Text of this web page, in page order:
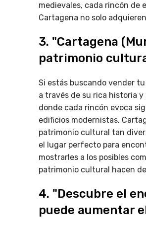
medievales, cada rincón de
Cartagena no solo
3. "Cartagena
patrimonio
Si estás buscando vender
a través de su rica historia
donde cada rincón evoca
edificios modernistas,
patrimonio cultural tan
el lugar perfecto para
mostrarles a los posibles
patrimonio cultural hacen
4. "Descubre el
puede aumentar